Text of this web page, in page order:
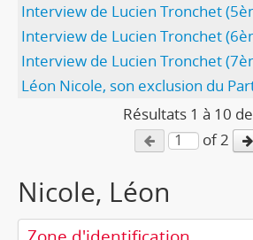
Interview de Lucien Tronchet
Interview de Lucien Tronchet
Interview de Lucien Tronchet
Résultats 1 à 10
of 2
Nicole, Léon